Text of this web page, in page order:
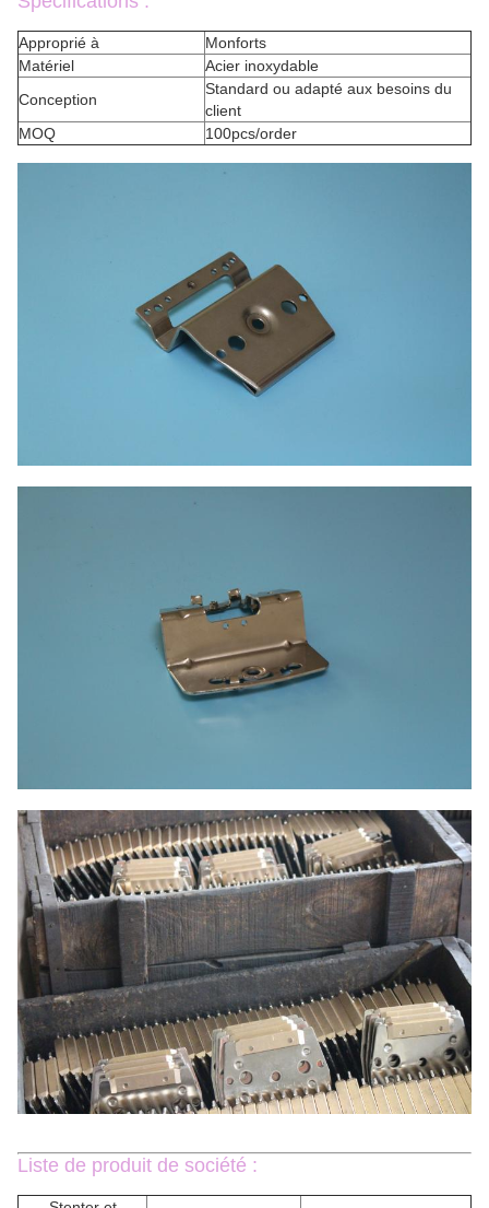
Approprié à
Monforts
Matériel
Acier inoxydable
Conception
Standard ou adapté aux besoins du
client
MOQ
100pcs/order
Liste de produit de société :